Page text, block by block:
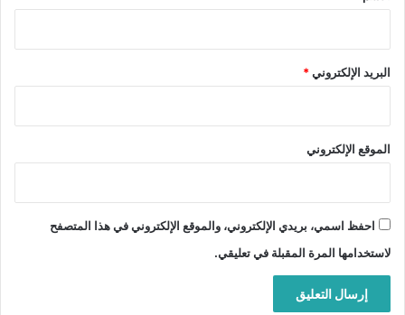
البريد الإلكتروني*
الموقع الإلكتروني
احفظ اسمي، بريدي الإلكتروني، والموقع الإلكتروني في هذا المتصفح
لاستخدامها المرة المقبلة في تعليقي.